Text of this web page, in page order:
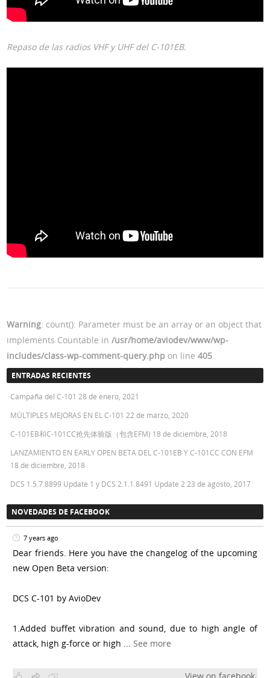
Repaso de las radios VHF y UHF del C-101EB.
Warning: count(): Parameter must be an array or an object that
implements Countable in/usr/home/aviodev/www/wp-
includes/class-wp-comment-query.php on line405
ENTRADAS RECIENTES
Campaña del C-101 28 de enero, 2021
MÚLTIPLES MEJORAS EN EL C-101 22 de marzo, 2020
C-101EB和C-101CC抢先体验版（包含EFM) 18 de diciembre, 2018
LANZAMIENTO EN EARLY OPEN BETA DEL C-101EB Y C-101CC CON EFM
18 de diciembre, 2018
DCS 1.5.7.8899 Update 1 y DCS 2.1.1.8491 Update 2 23 de agosto, 2017
NOVEDADES DE FACEBOOK
7 years ago
Dear friends. Here you have the changelog of the upcoming
new Open Beta version:
DCS C-101 by AvioDev
1.Added buffet vibration and sound, due to high angle of
attack, high g-force or high ...See more